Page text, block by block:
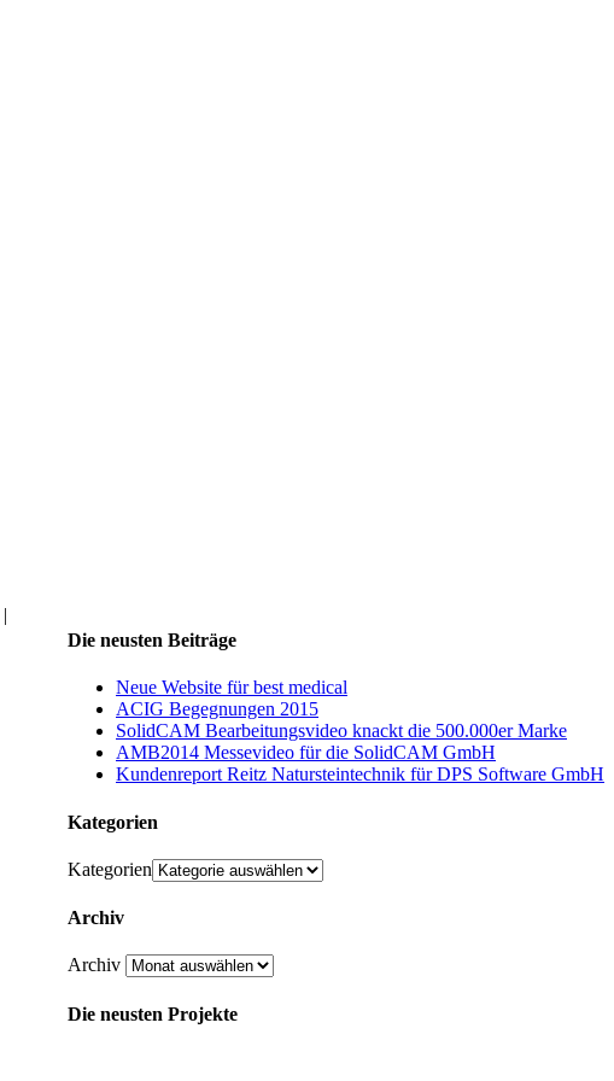
Die neusten Beiträge
Neue Website für best medical
ACIG Begegnungen 2015
SolidCAM Bearbeitungsvideo knackt die 500.000er Marke
AMB2014 Messevideo für die SolidCAM GmbH
Kundenreport Reitz Natursteintechnik für DPS Software GmbH
Kategorien
Kategorien
Archiv
Archiv
Die neusten Projekte
|